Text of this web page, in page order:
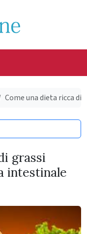
Come una dieta ricca
grassi
intestinale